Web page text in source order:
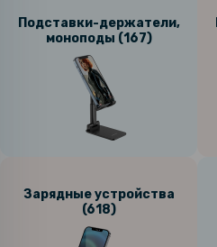
Подставки-держатели,
моноподы (167)
Зарядные устройства
(618)